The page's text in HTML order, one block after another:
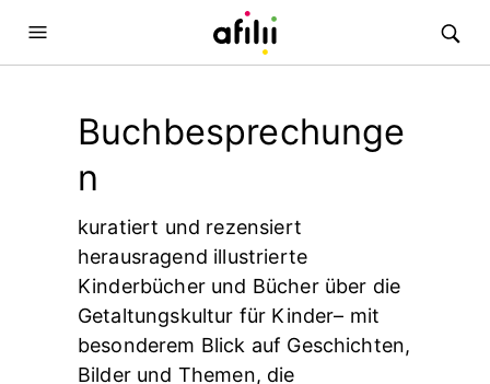
Buchbesprechunge
n
kuratiert und rezensiert
herausragend illustrierte
Kinderbücher und Bücher über die
Getaltungskultur für Kinder– mit
besonderem Blick auf Geschichten,
Bilder und Themen, die